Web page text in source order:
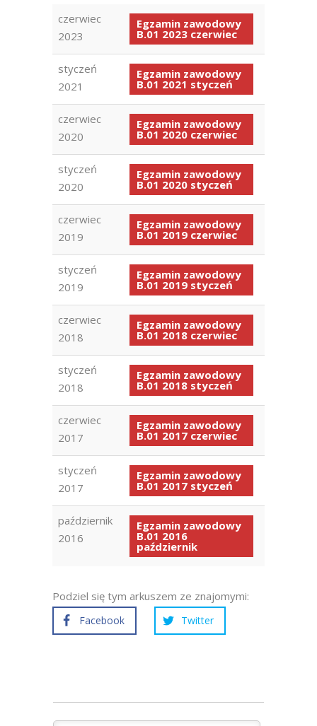
czerwiec
2023
Egzamin zawodowy
B.01 2023 czerwiec
styczeń
2021
Egzamin zawodowy
B.01 2021 styczeń
czerwiec
2020
Egzamin zawodowy
B.01 2020 czerwiec
styczeń
2020
Egzamin zawodowy
B.01 2020 styczeń
czerwiec
2019
Egzamin zawodowy
B.01 2019 czerwiec
styczeń
2019
Egzamin zawodowy
B.01 2019 styczeń
czerwiec
2018
Egzamin zawodowy
B.01 2018 czerwiec
styczeń
2018
Egzamin zawodowy
B.01 2018 styczeń
czerwiec
2017
Egzamin zawodowy
B.01 2017 czerwiec
styczeń
2017
Egzamin zawodowy
B.01 2017 styczeń
październik
2016
Egzamin zawodowy
B.01 2016
październik
Podziel się tym arkuszem ze znajomymi:
Facebook Twitter